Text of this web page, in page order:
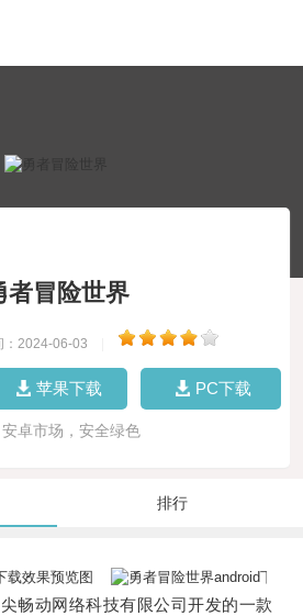
者冒险世界
：2024-06-03
苹果下载 PC下载
安卓市场，安全绿色
排行
畅动网络科技有限公司开发的一款